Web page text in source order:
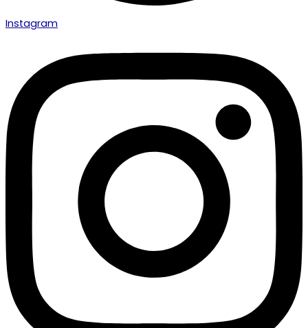
Instagram